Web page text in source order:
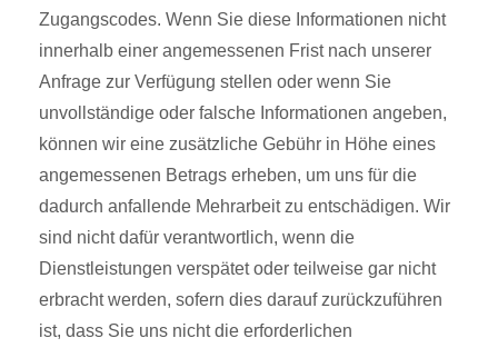
Zugangscodes. Wenn Sie diese Informationen nicht
innerhalb einer angemessenen Frist nach unserer
Anfrage zur Verfügung stellen oder wenn Sie
unvollständige oder falsche Informationen angeben,
können wir eine zusätzliche Gebühr in Höhe eines
angemessenen Betrags erheben, um uns für die
dadurch anfallende Mehrarbeit zu entschädigen. Wir
sind nicht dafür verantwortlich, wenn die
Dienstleistungen verspätet oder teilweise gar nicht
erbracht werden, sofern dies darauf zurückzuführen
ist, dass Sie uns nicht die erforderlichen